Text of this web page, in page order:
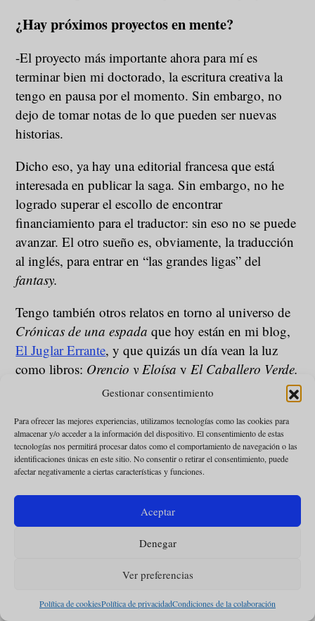
Gestionar consentimiento
Para ofrecer las mejores experiencias, utilizamos tecnologías como las cookies para
almacenar y/o acceder a la información del dispositivo. El consentimiento de estas
tecnologías nos permitirá procesar datos como el comportamiento de navegación o las
identificaciones únicas en este sitio. No consentir o retirar el consentimiento, puede
afectar negativamente a ciertas características y funciones.
Aceptar
Denegar
Ver preferencias
Política de cookiesPolítica de privacidadCondiciones de la colaboración
¿Hay próximos proyectos en mente?
-El proyecto más importante ahora para mí es
terminar bien mi doctorado, la escritura creativa la
tengo en pausa por el momento. Sin embargo, no
dejo de tomar notas de lo que pueden ser nuevas
historias.
Dicho eso, ya hay una editorial francesa que está
interesada en publicar la saga. Sin embargo, no he
logrado superar el escollo de encontrar
financiamiento para el traductor: sin eso no se puede
avanzar. El otro sueño es, obviamente, la traducción
al inglés, para entrar en “las grandes ligas” del
fantasy.
Tengo también otros relatos en torno al universo de
Crónicas de una espada que hoy están en mi blog,
El Juglar Errante, y que quizás un día vean la luz
como libros: Orencio y Eloísa yEl Caballero Verde.
El primero está terminado, el segundo es un
del que solo está escrito el primero. Pero como digo,
por ahora está todo en pausa.
Bernard Larraín
paralelismos entre sus relatos y la Historia de la